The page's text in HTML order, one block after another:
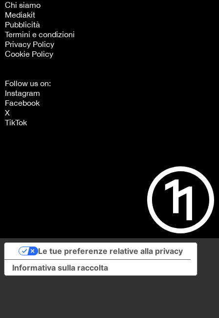
Chi siamo
Mediakit
Pubblicità
Termini e condizioni
Privacy Policy
Cookie Policy
Follow us on:
Instagram
Facebook
X
TikTok
Informativa sulla raccolta
Le tue preferenze relative alla privacy